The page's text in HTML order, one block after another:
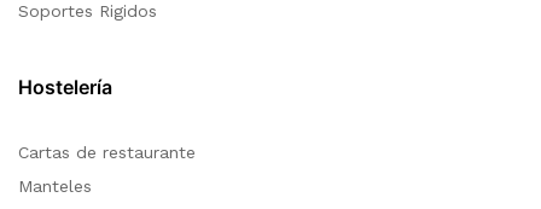
Soportes Rigidos
Hostelería
Cartas de restaurante
Manteles